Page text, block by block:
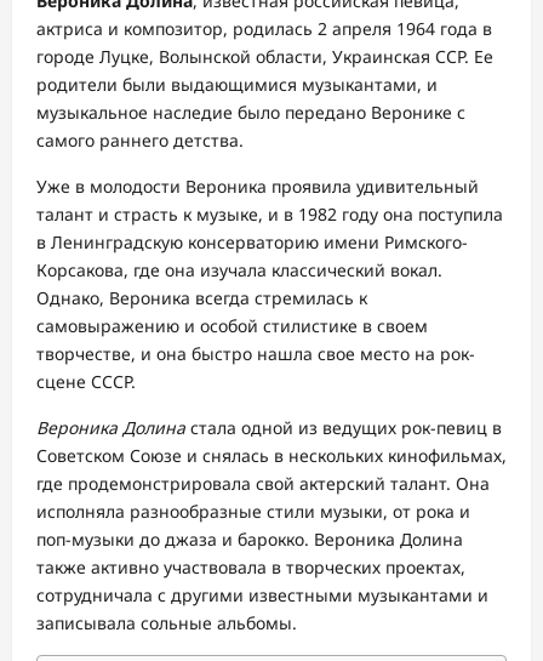
актриса и композитор, родилась 2 апреля 1964 года в
городе Луцке, Волынской области, Украинская ССР. Ее
родители были выдающимися музыкантами, и
музыкальное наследие было передано Веронике с
самого раннего детства.
Уже в молодости Вероника проявила удивительный
талант и страсть к музыке, и в 1982 году она поступила
в Ленинградскую консерваторию имени Римского-
Корсакова, где она изучала классический вокал.
Однако, Вероника всегда стремилась к
самовыражению и особой стилистике в своем
творчестве, и она быстро нашла свое место на рок-
сцене СССР.
Вероника Долина стала одной из ведущих рок-певиц в
Советском Союзе и снялась в нескольких кинофильмах,
где продемонстрировала свой актерский талант. Она
исполняла разнообразные стили музыки, от рока и
поп-музыки до джаза и барокко. Вероника Долина
также активно участвовала в творческих проектах,
сотрудничала с другими известными музыкантами и
записывала сольные альбомы.